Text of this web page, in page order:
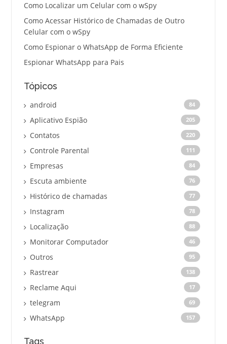
Como Localizar um Celular com o wSpy
Como Acessar Histórico de Chamadas de Outro
Celular com o wSpy
Como Espionar o WhatsApp de Forma Eficiente
Espionar WhatsApp para Pais
Tópicos
android 84
Aplicativo Espião 205
Contatos 220
Controle Parental 111
Empresas 84
Escuta ambiente 76
Histórico de chamadas 77
Instagram 78
Localização 88
Monitorar Computador 46
Outros 95
Rastrear 138
Reclame Aqui 17
telegram 69
WhatsApp 157
Tags